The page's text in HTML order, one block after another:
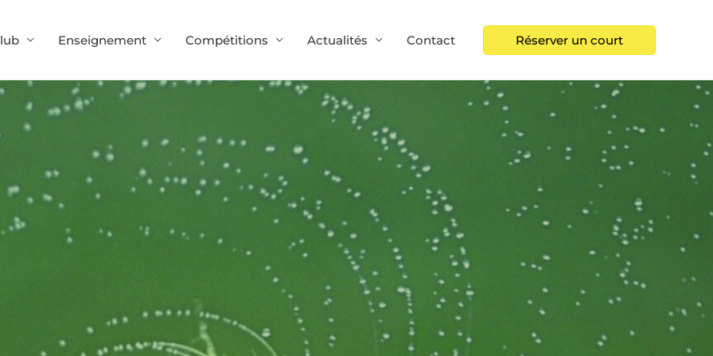
Enseignement Compétitions Actualités Contact Réserver un court